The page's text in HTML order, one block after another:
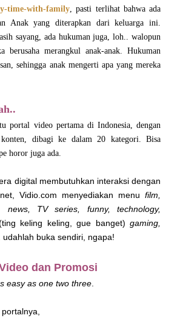
time-with-family, pasti terlihat bahwa ada
Anak yang diterapkan dari keluarga ini.
sayang, ada hukuman juga, loh.. walopun
berusaha merangkul anak-anak. Hukuman
sehingga anak mengerti apa yang mereka
portal video pertama di Indonesia, dengan
dibagi ke dalam 20 kategori. Bisa
horor juga ada.
digital membutuhkan interaksi dengan
Vidio.com menyediakan menu film,
news, TV series, funny, technology,
keling keling, gue banget) gaming,
udahlah buka sendiri, ngapa!
dan Promosi
easy as one two three.